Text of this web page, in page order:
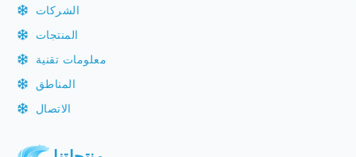
الشركات
المنتجات
معلومات تقنية
المناطق
الاتصال